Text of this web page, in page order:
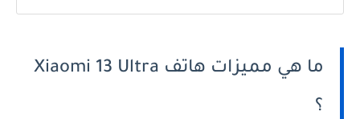
ما هي مميزات هاتف Xiaomi 13 Ultra
؟